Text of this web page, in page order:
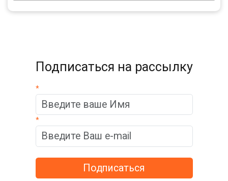
Подписаться на рассылку
*
*